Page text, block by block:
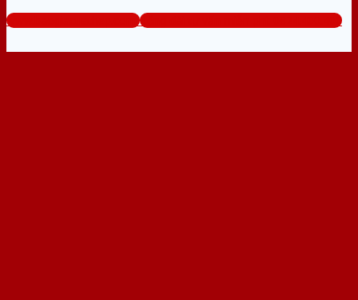
www.baogiacuathep.com Tổng đài tư vấn miễn phí: 0824.400.400